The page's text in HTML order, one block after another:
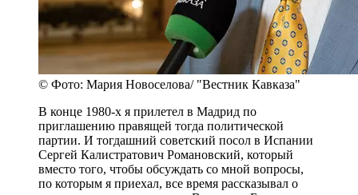
© Фото: Мария Новоселова/ "Вестник Кавказа"
В конце 1980-х я прилетел в Мадрид по
приглашению правящей тогда политической
партии. И тогдашний советский посол в Испании
Сергей Калистратович Романовский, который
вместо того, чтобы обсуждать со мной вопросы,
по которым я приехал, все время рассказывал о